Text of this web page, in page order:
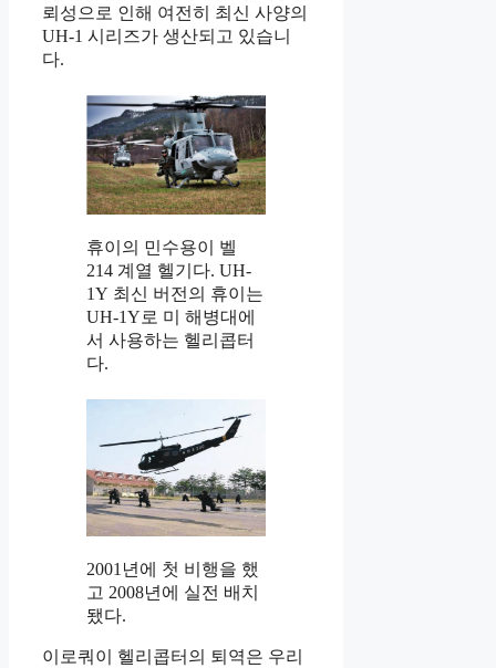
뢰성으로 인해 여전히 최신 사양의
UH-1 시리즈가 생산되고 있습니
다.
휴이의 민수용이 벨
214 계열 헬기다. UH-
1Y 최신 버전의 휴이는
UH-1Y로 미 해병대에
서 사용하는 헬리콥터
다.
2001년에 첫 비행을 했
고 2008년에 실전 배치
됐다.
이로쿼이 헬리콥터의 퇴역은 우리